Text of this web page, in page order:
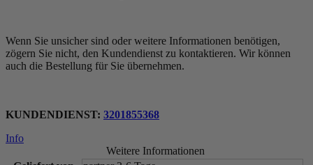
Wenn Sie unsicher sind oder weitere Informationen benötigen,
zögern Sie nicht, den Kundendienst zu kontaktieren. Wir können
auch die Bestellung für Sie übernehmen.
KUNDENDIENST: 3201855368
Info
Weitere Informationen